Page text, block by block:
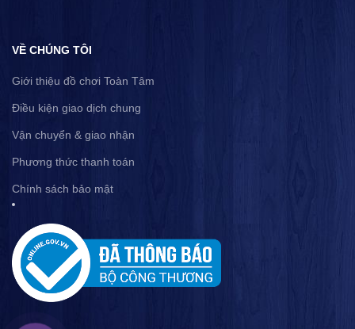
VỀ CHÚNG TÔI
Giới thiệu đồ chơi Toàn Tâm
Điều kiện giao dịch chung
Vận chuyển & giao nhận
Phương thức thanh toán
Chính sách bảo mật